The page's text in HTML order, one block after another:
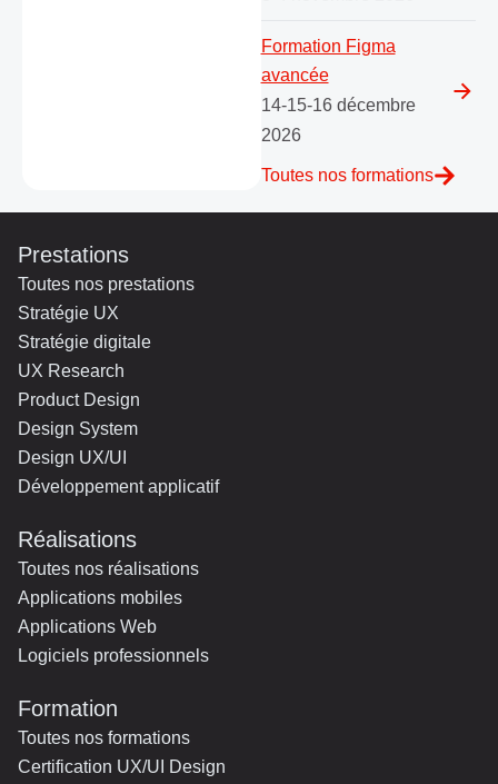
Formation Figma
avancée
14-15-16 décembre
2026
Toutes nos formations
Prestations
Toutes nos prestations
Stratégie UX
Stratégie digitale
UX Research
Product Design
Design System
Design UX/UI
Développement applicatif
Réalisations
Toutes nos réalisations
Applications mobiles
Applications Web
Logiciels professionnels
Formation
Toutes nos formations
Certification UX/UI Design